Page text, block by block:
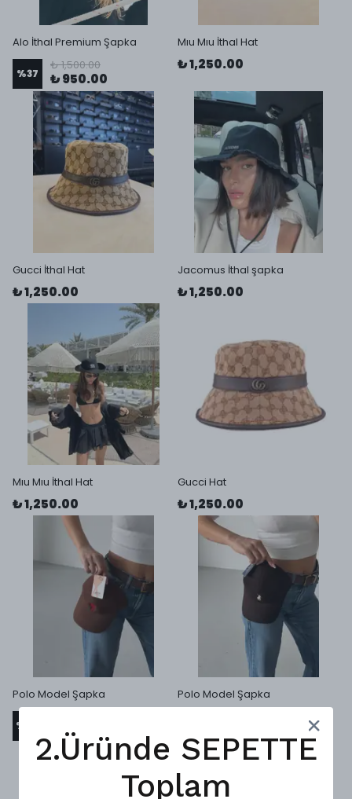
Alo İthal Premium Şapka
%37
₺ 1,500.00
₺ 950.00
Mıu Mıu İthal Hat
₺ 1,250.00
Gucci İthal Hat
₺ 1,250.00
Jacomus İthal şapka
₺ 1,250.00
Mıu Mıu İthal Hat
₺ 1,250.00
Gucci Hat
₺ 1,250.00
Polo Model Şapka
% ₺ 950.00
Polo Model Şapka
2.Üründe SEPETTE
Toplam